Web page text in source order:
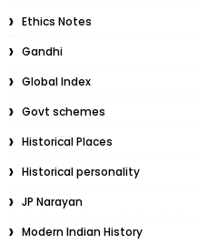
Ethics Notes
Gandhi
Global Index
Govt schemes
Historical Places
Historical personality
JP Narayan
Modern Indian History